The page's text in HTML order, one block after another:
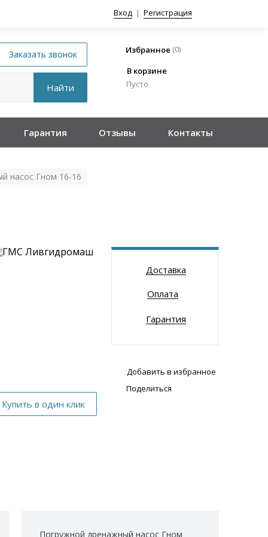
Вход | Регистрация
Избранное (0)
В корзине
Пусто
Гарантия Отзывы Контакты
насос Гном 16-16
Доставка
Оплата
Гарантия
Добавить в избранное
Поделиться
Погружной дренажный насос Гном